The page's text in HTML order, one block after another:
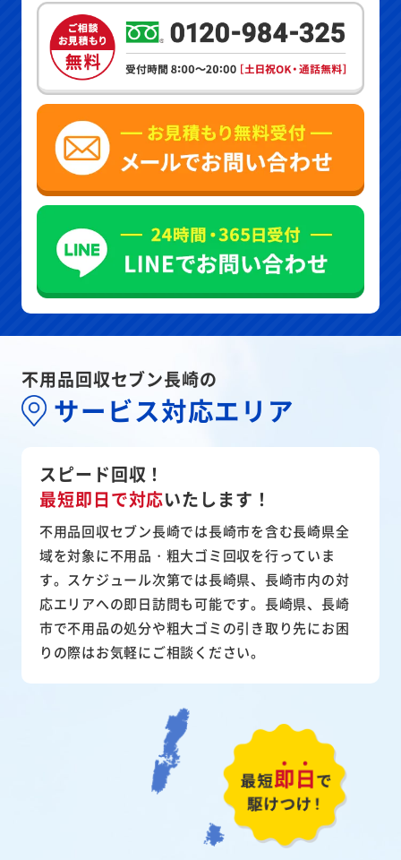
不用品回収セブン長崎の
サービス対応エリア
スピード回収！
最短即日で対応いたします！
不用品回収セブン長崎では長崎市を含む長崎県全
域を対象に不用品・粗大ゴミ回収を行っていま
す。スケジュール次第では長崎県、長崎市内の対
応エリアへの即日訪問も可能です。長崎県、長崎
市で不用品の処分や粗大ゴミの引き取り先にお困
りの際はお気軽にご相談ください。